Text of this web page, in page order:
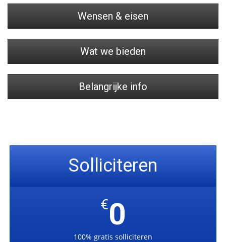
Wensen & eisen
Wat we bieden
Belangrijke info
Solliciteren
€0
100% gratis solliciteren